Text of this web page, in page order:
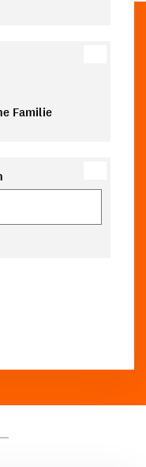
Familie